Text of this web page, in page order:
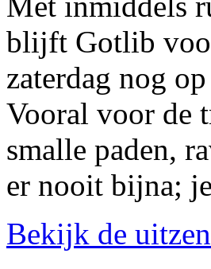
blijft Gotlib
zaterdag nog
Vooral voor de
smalle paden,
er nooit bijna;
Bekijk de